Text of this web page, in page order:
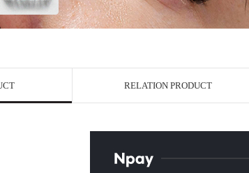
RELATION PRODUCT